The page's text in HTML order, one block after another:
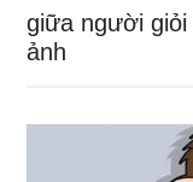
giữa người
ảnh